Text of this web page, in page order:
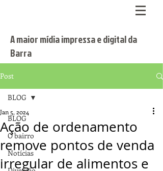
A maior mídia impressa e digital da
Barra
Post
BLOG
O bairro
Notícias
BLOG
Ação de ordenamento
remove pontos de venda
irregular de alimentos e
Jan 5, 2024